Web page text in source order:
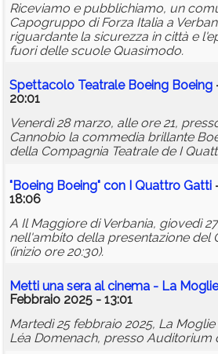
Riceviamo e pubblichiamo, un
Capogruppo di Forza Italia a
riguardante la sicurezza in città e
fuori delle scuole Quasimodo.
Spettacolo Teatrale Boeing Boeing
20:01
Venerdì 28 marzo, alle ore 21,
Cannobio la commedia brillante
della Compagnia Teatrale de I
"Boeing Boeing" con I Quattro Gatti
18:06
A Il Maggiore di Verbania, giovedì
nell'ambito della presentazione del
(inizio ore 20:30).
Metti una sera al cinema - La
Febbraio 2025 - 13:01
Martedì 25 febbraio 2025, La
Léa Domenach, presso Auditorium